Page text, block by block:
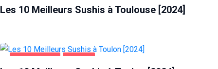
Les 10 Meilleurs Sushis à Toulouse [2024]
ALIMENTATION TOULON